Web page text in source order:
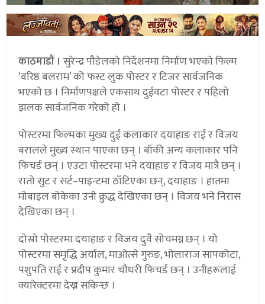
काठमाडौं । सुरेन्द्र पौडेलको निर्देशनमा निर्माण भएको फिल्म
‘वरिष्ठ बलराम’ को फस्ट लुक पोस्टर र टिजर सार्वजनिक
भएको छ । निर्माणपक्षले एकसाथ दुईवटा पोस्टर र पहिलो
झलक सार्वजनिक गरेको हो ।
पोस्टरमा फिल्मका मुख्य दुई कलाकार दयाहाङ राई र विजय
बरालले मुख्य स्थान पाएका छन् । बाँकी अन्य कलाकार पनि
फिचर्ड छन् । एउटा पोस्टरमा भने दयाहाङ र विजय मात्रै छन् ।
रातो सुट र सर्ट–पाइन्टमा ठाँटिएका छन्, दयाहाङ । हातमा
मोबाइल बोकेका उनी क्रुद्ध देखिएका छन् । विजय भने निरास
देखिएका छन् ।
दोस्रो पोस्टरमा दयाहाङ र विजय दुवै सोचमग्न छन् । यो
पोस्टरमा समृद्धि अर्याल, माओत्से गुरुङ, भोलाराज सापकोटा,
पशुपति राई र प्रदीप कुमार चौधरी फिचर्ड छन् । उनीहरूलाई
क्यारेक्टरमा देख्न सकिन्छ ।